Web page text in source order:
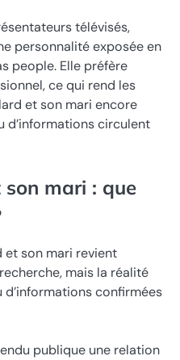
télévisés,
personnalité exposée en
people. Elle préfère
ce qui rend les
et son mari encore
d’informations circulent
son mari : que
et son mari revient
mais la réalité
confirmées
publique une relation